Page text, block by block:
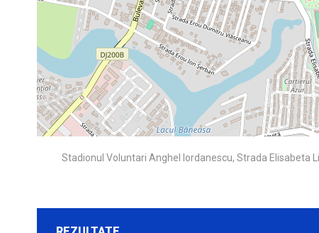
Stadionul Voluntari Anghel Iordanescu, Strada Elisabeta